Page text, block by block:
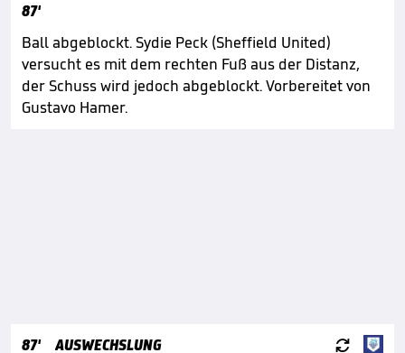
87'
Ball abgeblockt. Sydie Peck (Sheffield United)
versucht es mit dem rechten Fuß aus der Distanz,
der Schuss wird jedoch abgeblockt. Vorbereitet von
Gustavo Hamer.
87' AUSWECHSLUNG 